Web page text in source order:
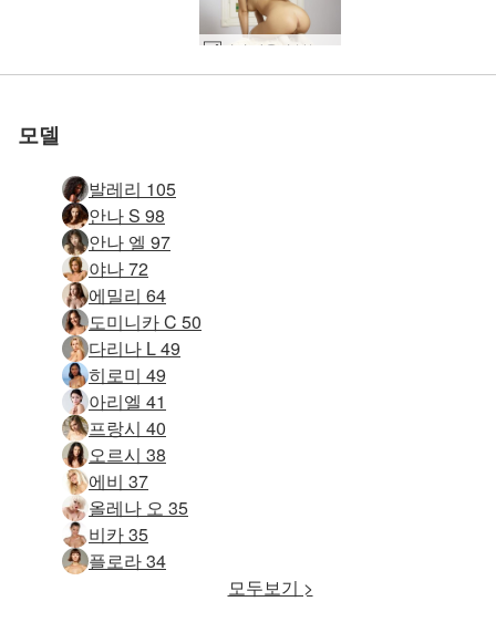
에미 흥분 #33
세계 1위 에로틱 사이트
로 평가됨
우리와 함께하세
요
소피 침대 세션 #13
스타샤 스타 #36
매혹적인 샤코 #46
세계 1위 에로틱 사이트
로 평가됨
우리와 함께하세
요
베로니 준비 에 침대 #28
에밀리 노출증 #38
세계 1위 에로틱 사이트
로 평가됨
우리와 함께하세
요
스타샤 스타 #24
카프리스 캡처 #43
졸리 핏 피규어 #13
세계 1위 에로틱 사이트
로 평가됨
우리와 함께하세
요
안나 S 베개 #32
세계 1위 에로틱 사이트
로 평가됨
우리와 함께하세
요
소냐 슈퍼 섹시 #70
세계 1위 에로틱 사이트
로 평가됨
우리와 함께하세
요
모델
발레리 105
안나 S 98
안나 엘 97
야나 72
에밀리 64
도미니카 C 50
다리나 L 49
히로미 49
아리엘 41
프랑시 40
오르시 38
에비 37
올레나 오 35
비카 35
플로라 34
모두보기 >